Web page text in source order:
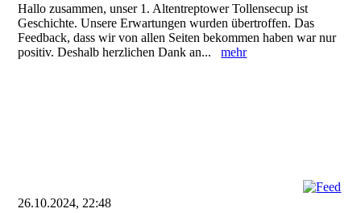
Hallo zusammen, unser 1. Altentreptower Tollensecup ist
Geschichte. Unsere Erwartungen wurden übertroffen. Das
Feedback, dass wir von allen Seiten bekommen haben war nur
positiv. Deshalb herzlichen Dank an...mehr
26.10.2024, 22:48